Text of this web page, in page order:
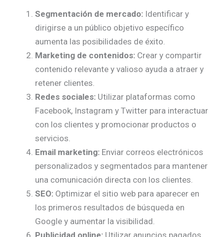
Segmentación de mercado: Identificar y
dirigirse a un público objetivo específico
aumenta las posibilidades de éxito.
Marketing de contenidos: Crear y compartir
contenido relevante y valioso ayuda a atraer y
retener clientes.
Redes sociales: Utilizar plataformas como
Facebook, Instagram y Twitter para interactuar
con los clientes y promocionar productos o
servicios.
Email marketing: Enviar correos electrónicos
personalizados y segmentados para mantener
una comunicación directa con los clientes.
SEO: Optimizar el sitio web para aparecer en
los primeros resultados de búsqueda en
Google y aumentar la visibilidad.
Publicidad online: Utilizar anuncios pagados